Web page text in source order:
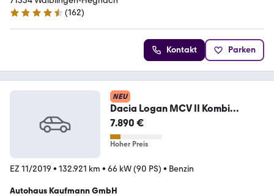
4.6 Sterne
(162)
Kontakt Parken
NEU
Dacia Logan MCV II Kombi
Stepway Stepway Celebration
7.890 €
Hoher Preis
EZ 11/2019 • 132.921 km • 66 kW (90 PS) • Benzin
Autohaus Kaufmann GmbH